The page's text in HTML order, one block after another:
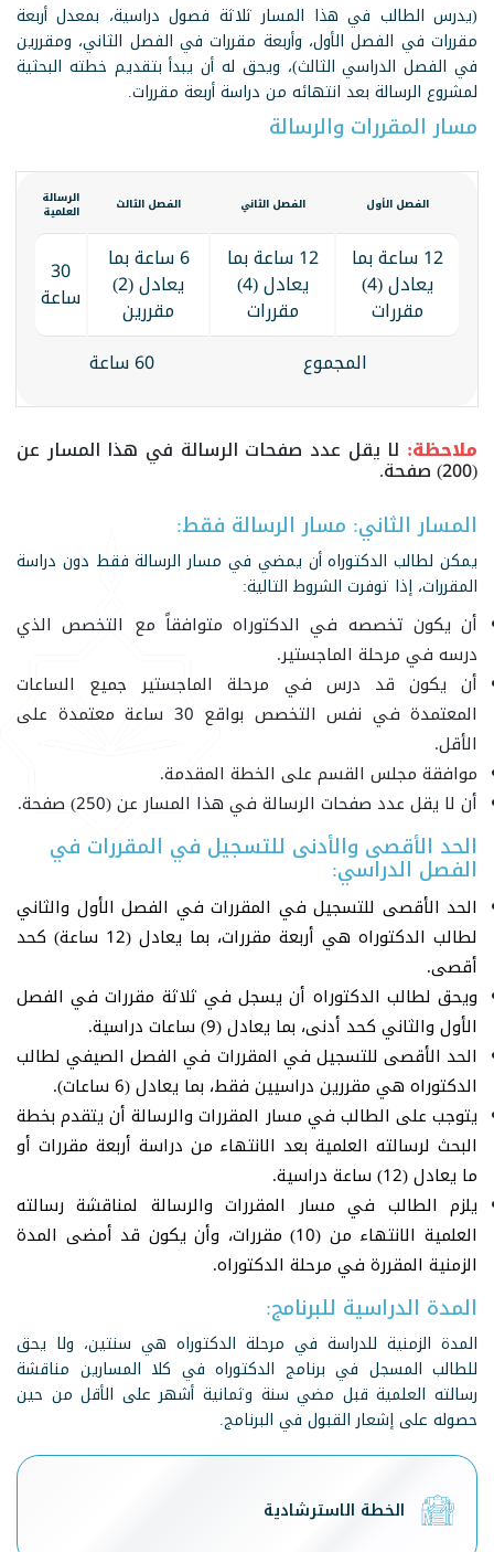
(يدرس الطالب في هذا المسار ثلاثة فصول دراسية، بمعدل أربعة
مقررات في الفصل الأول، وأربعة مقررات في الفصل الثاني، ومقررين
في الفصل الدراسي الثالث)، ويحق له أن يبدأ بتقديم خطته البحثية
لمشروع الرسالة بعد انتهائه من دراسة أربعة مقررات.
مسار المقررات والرسالة
الفصل الأول الفصل الثاني الفصل الثالث الرسالة
العلمية
12 ساعة بما
يعادل (4)
مقررات
12 ساعة بما
يعادل (4)
مقررات
6 ساعة بما
يعادل (2)
مقررين
30
ساعة
المجموع
60 ساعة
ملاحظة: لا يقل عدد صفحات الرسالة في هذا المسار عن
(200) صفحة.
المسار الثاني: مسار الرسالة فقط:
يمكن لطالب الدكتوراه أن يمضي في مسار الرسالة فقط دون دراسة
المقررات، إذا توفرت الشروط التالية:
أن يكون تخصصه في الدكتوراه متوافقاً مع التخصص الذي
درسه في مرحلة الماجستير.
أن يكون قد درس في مرحلة الماجستير جميع الساعات
المعتمدة في نفس التخصص بواقع 30 ساعة معتمدة على
الأقل.
موافقة مجلس القسم على الخطة المقدمة.
أن لا يقل عدد صفحات الرسالة في هذا المسار عن (250) صفحة.
الحد الأقصى والأدنى للتسجيل في المقررات في
الفصل الدراسي:
الحد الأقصى للتسجيل في المقررات في الفصل الأول والثاني
لطالب الدكتوراه هي أربعة مقررات، بما يعادل (12 ساعة) كحد
أقصى.
ويحق لطالب الدكتوراه أن يسجل في ثلاثة مقررات في الفصل
الأول والثاني كحد أدنى، بما يعادل (9) ساعات دراسية.
الحد الأقصى للتسجيل في المقررات في الفصل الصيفي لطالب
الدكتوراه هي مقررين دراسيين فقط، بما يعادل (6 ساعات).
يتوجب على الطالب في مسار المقررات والرسالة أن يتقدم بخطة
البحث لرسالته العلمية بعد الانتهاء من دراسة أربعة مقررات أو
ما يعادل (12) ساعة دراسية.
يلزم الطالب في مسار المقررات والرسالة لمناقشة رسالته
العلمية الانتهاء من (10) مقررات، وأن يكون قد أمضى المدة
الزمنية المقررة في مرحلة الدكتوراه.
المدة الدراسية للبرنامج:
المدة الزمنية للدراسة في مرحلة الدكتوراه هي سنتين، ولا يحق
للطالب المسجل في برنامج الدكتوراه في كلا المسارين مناقشة
رسالته العلمية قبل مضي سنة وثمانية أشهر على الأقل من حين
حصوله على إشعار القبول في البرنامج.
الخطة الاسترشادية